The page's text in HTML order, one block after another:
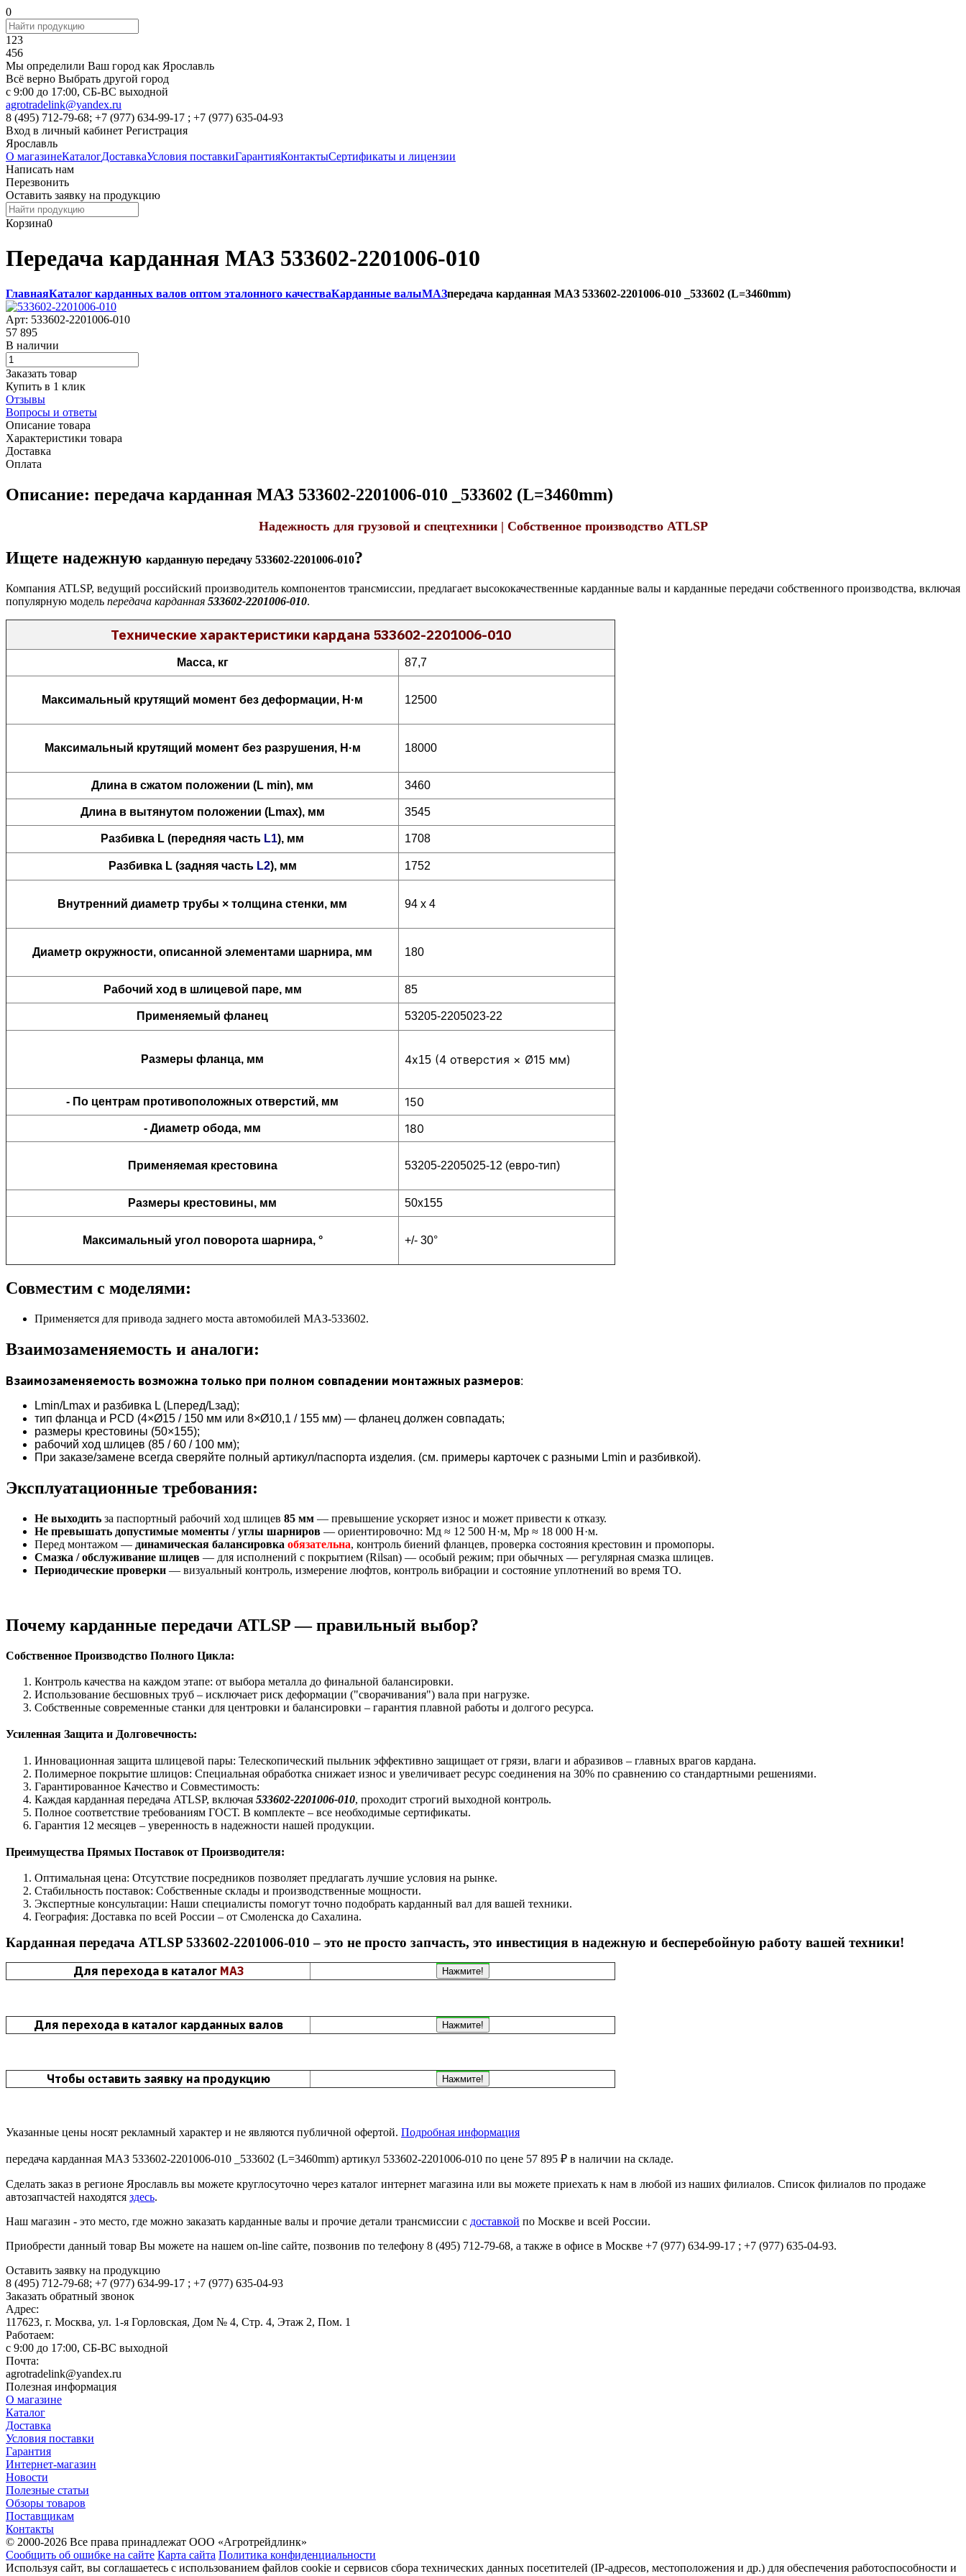
0
123
456
Мы определили Ваш город как Ярославль
Всё верно Выбрать другой город
c 9:00 до 17:00, СБ-ВС выходной
agrotradelink@yandex.ru
8 (495) 712-79-68; +7 (977) 634-99-17 ; +7 (977) 635-04-93
Вход в личный кабинет Регистрация
Ярославль
О магазинеКаталогДоставкаУсловия поставкиГарантияКонтактыСертификаты и лицензии
Написать нам
Перезвонить
Оставить заявку на продукцию
Корзина0
Передача карданная МАЗ 533602-2201006-010
ГлавнаяКаталог карданных валов оптом эталонного качестваКарданные валыМАЗпередача карданная МАЗ 533602-2201006-010 _533602 (L=3460mm)
Арт: 533602-2201006-010
57 895
В наличии
Заказать товар
Купить в 1 клик
Отзывы
Вопросы и ответы
Описание товара
Характеристики товара
Доставка
Оплата
Описание: передача карданная МАЗ 533602-2201006-010 _533602 (L=3460mm)
Надежность для грузовой и спецтехники | Собственное производство ATLSP
Ищете надежную карданную передачу 533602-2201006-010?
Компания ATLSP, ведущий российский производитель компонентов трансмиссии, предлагает высококачественные карданные валы и карданные передачи собственного производства, включая
популярную модель передача карданная 533602-2201006-010.
Технические характеристики кардана 533602-2201006-010
Масса, кг 87,7
Максимальный крутящий момент без деформации, Н·м 12500
Максимальный крутящий момент без разрушения, Н·м 18000
Длина в сжатом положении (L min), мм 3460
Длина в вытянутом положении (Lmax), мм 3545
Разбивка L (передняя часть L1), мм 1708
Разбивка L (задняя часть L2), мм 1752
Внутренний диаметр трубы × толщина стенки, мм 94 х 4
Диаметр окружности, описанной элементами шарнира, мм 180
Рабочий ход в шлицевой паре, мм 85
Применяемый фланец 53205-2205023-22
Размеры фланца, мм 4х15 (4 отверстия × Ø15 мм)
- По центрам противоположных отверстий, мм 150
- Диаметр обода, мм 180
Применяемая крестовина 53205-2205025-12 (евро-тип)
Размеры крестовины, мм 50х155
Максимальный угол поворота шарнира, ° +/- 30°
Совместим с моделями:
Применяется для привода заднего моста автомобилей МАЗ-533602.
Взаимозаменяемость и аналоги:
Взаимозаменяемость возможна только при полном совпадении монтажных размеров:
Lmin/Lmax и разбивка L (Lперед/Lзад);
тип фланца и PCD (4×Ø15 / 150 мм или 8×Ø10,1 / 155 мм) — фланец должен совпадать;
размеры крестовины (50×155);
рабочий ход шлицев (85 / 60 / 100 мм);
При заказе/замене всегда сверяйте полный артикул/паспорта изделия. (см. примеры карточек с разными Lmin и разбивкой).
Эксплуатационные требования:
Не выходить за паспортный рабочий ход шлицев 85 мм — превышение ускоряет износ и может привести к отказу.
Не превышать допустимые моменты / углы шарниров — ориентировочно: Мд ≈ 12 500 Н·м, Мр ≈ 18 000 Н·м.
Перед монтажом — динамическая балансировка обязательна, контроль биений фланцев, проверка состояния крестовин и промопоры.
Смазка / обслуживание шлицев — для исполнений с покрытием (Rilsan) — особый режим; при обычных — регулярная смазка шлицев.
Периодические проверки — визуальный контроль, измерение люфтов, контроль вибрации и состояние уплотнений во время ТО.
Почему карданные передачи ATLSP — правильный выбор?
Собственное Производство Полного Цикла:
Контроль качества на каждом этапе: от выбора металла до финальной балансировки.
Использование бесшовных труб – исключает риск деформации ("сворачивания") вала при нагрузке.
Собственные современные станки для центровки и балансировки – гарантия плавной работы и долгого ресурса.
Усиленная Защита и Долговечность:
Инновационная защита шлицевой пары: Телескопический пыльник эффективно защищает от грязи, влаги и абразивов – главных врагов кардана.
Полимерное покрытие шлицов: Специальная обработка снижает износ и увеличивает ресурс соединения на 30% по сравнению со стандартными решениями.
Гарантированное Качество и Совместимость:
Каждая карданная передача ATLSP, включая 533602-2201006-010, проходит строгий выходной контроль.
Полное соответствие требованиям ГОСТ. В комплекте – все необходимые сертификаты.
Гарантия 12 месяцев – уверенность в надежности нашей продукции.
Преимущества Прямых Поставок от Производителя:
Оптимальная цена: Отсутствие посредников позволяет предлагать лучшие условия на рынке.
Стабильность поставок: Собственные склады и производственные мощности.
Экспертные консультации: Наши специалисты помогут точно подобрать карданный вал для вашей техники.
География: Доставка по всей России – от Смоленска до Сахалина.
Карданная передача ATLSP 533602-2201006-010 – это не просто запчасть, это инвестиция в надежную и бесперебойную работу вашей техники!
Для перехода в каталог МАЗ Нажмите!
Для перехода в каталог карданных валов Нажмите!
Чтобы оставить заявку на продукцию Нажмите!
Указанные цены носят рекламный характер и не являются публичной офертой. Подробная информация
передача карданная МАЗ 533602-2201006-010 _533602 (L=3460mm) артикул 533602-2201006-010 по цене 57 895 ₽ в наличии на складе.
Сделать заказ в регионе Ярославль вы можете круглосуточно через каталог интернет магазина или вы можете приехать к нам в любой из наших филиалов. Список филиалов по продаже
автозапчастей находятся здесь.
Наш магазин - это место, где можно заказать карданные валы и прочие детали трансмиссии с доставкой по Москве и всей России.
Приобрести данный товар Вы можете на нашем on-line сайте, позвонив по телефону 8 (495) 712-79-68, а также в офисе в Москве +7 (977) 634-99-17 ; +7 (977) 635-04-93.
Оставить заявку на продукцию
8 (495) 712-79-68; +7 (977) 634-99-17 ; +7 (977) 635-04-93
Заказать обратный звонок
Адрес:
117623, г. Москва, ул. 1-я Горловская, Дом № 4, Стр. 4, Этаж 2, Пом. 1
Работаем:
c 9:00 до 17:00, СБ-ВС выходной
Почта:
agrotradelink@yandex.ru
Полезная информация
О магазине
Каталог
Доставка
Условия поставки
Гарантия
Интернет-магазин
Новости
Полезные статьи
Обзоры товаров
Поставщикам
Контакты
© 2000-2026 Все права принадлежат ООО «Агротрейдлинк»
Сообщить об ошибке на сайте Карта сайта Политика конфиденциальности
Используя сайт, вы соглашаетесь с использованием файлов cookie и сервисов сбора технических данных посетителей (IP-адресов, местоположения и др.) для обеспечения работоспособности и